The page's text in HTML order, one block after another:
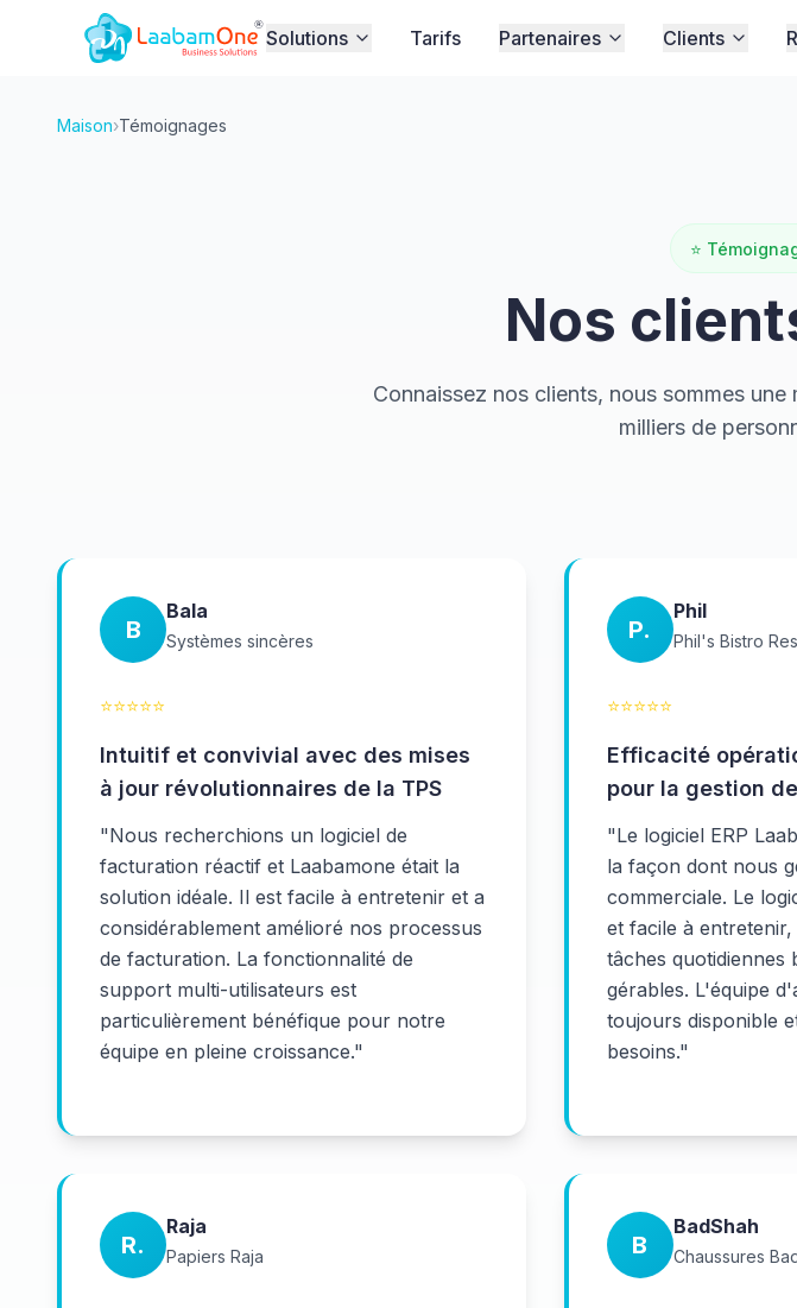
Solutions Tarifs Partenaires Clients
Maison›Témoignages
⭐
Nos
Connaissez nos clients, nous sommes
milliers de
B
Bala
Systèmes sincères
⭐⭐⭐⭐⭐
Intuitif et convivial avec des mises
à jour révolutionnaires de la TPS
"Nous recherchions un logiciel de
facturation réactif et Laabamone était la
solution idéale. Il est facile à entretenir et a
considérablement amélioré nos processus
de facturation. La fonctionnalité de
support multi-utilisateurs est
particulièrement bénéfique pour notre
équipe en pleine croissance."
P.
Phil
Phil's Bistro
⭐⭐⭐⭐⭐
Efficacité
pour la gestion
"Le logiciel ERP
la façon dont nous
commerciale. Le
et facile à
tâches quotidiennes
gérables. L'équipe
toujours disponible
besoins."
R.
Raja
Papiers Raja B
BadShah
Chaussures